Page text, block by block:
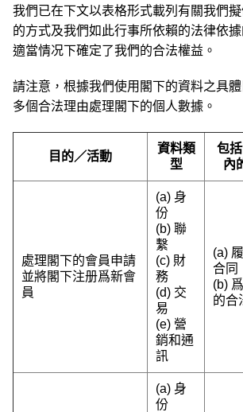
我們已在下文以表格形式載列有關我們
的方式及我們如此行事所依賴的法律依
適當情况下確定了我們的合法權益。
請注意，根據我們使用閣下的資料之具
多個合法理由處理閣下的個人數據。
目的／活動
資料類
型
包
內
處理閣下的會員申請
並將閣下注册爲新會
員
(a) 身
份
(b) 聯
繫
(c) 財
務
(d) 交
易
(e) 營
銷和通
訊
(a)
合同
(b)
的合
(a) 身
份